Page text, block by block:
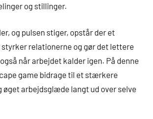
og stillinger.
og pulsen stiger, opstår der et
relationerne og gør det lettere
når arbejdet kalder igen. På denne
game bidrage til et stærkere
øget arbejdsglæde langt ud over selve